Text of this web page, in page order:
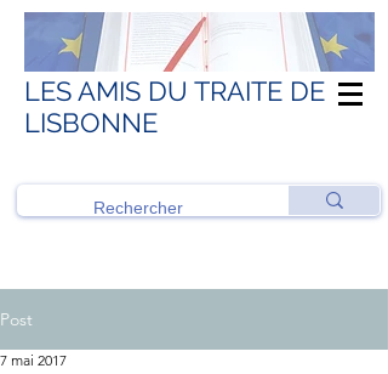
LES AMIS DU TRAITE DE
LISBONNE
Post
7 mai 2017